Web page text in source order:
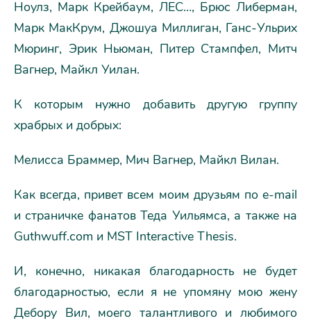
Ноулз, Марк Крейбаум, ЛЕС…, Брюс Либерман,
Марк МакКрум, Джошуа Миллиган, Ганс-Ульрих
Мюринг, Эрик Ньюман, Питер Стампфел, Митч
Вагнер, Майкл Уилан.
К которым нужно добавить другую группу
храбрых и добрых:
Мелисса Браммер, Мич Вагнер, Майкл Вилан.
Как всегда, привет всем моим друзьям по e-mail
и страничке фанатов Теда Уильямса, а также на
Guthwuff.com и MST Interactive Thesis.
И, конечно, никакая благодарность не будет
благодарностью, если я не упомяну мою жену
Дебору Вил, моего талантливого и любимого